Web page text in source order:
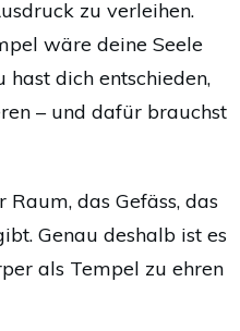
zu verleihen.
wäre deine Seele
hast dich entschieden,
– und dafür brauchst
das Gefäss, das
Genau deshalb ist es
als Tempel zu ehren